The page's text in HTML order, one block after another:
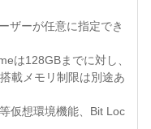
ザーが任意に指定でき
は128GBまでに対し、
載メモリ制限は別途あ
仮想環境機能、Bit Loc